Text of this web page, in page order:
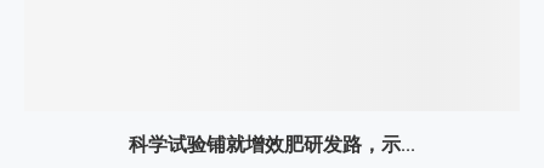
科学试验铺就增效肥研发路，示...